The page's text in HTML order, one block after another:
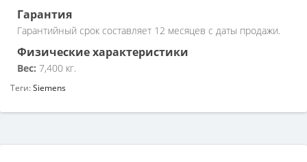
Гарантия
Гарантийный срок составляет 12 месяцев с даты продажи.
Физические характеристики
Вес: 7,400 кг.
Теги:Siemens